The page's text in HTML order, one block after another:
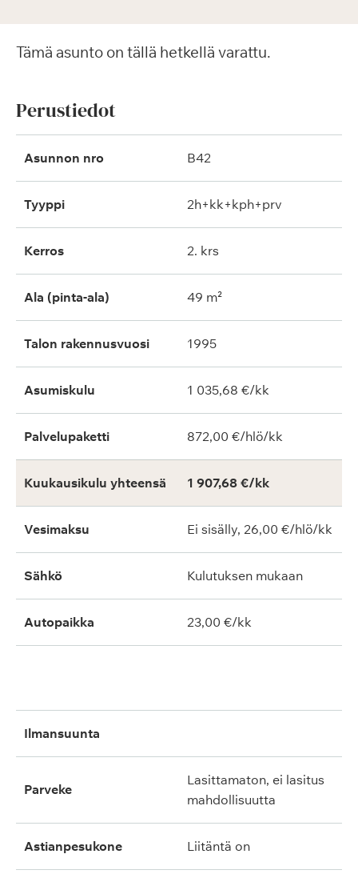
Tämä asunto on tällä hetkellä varattu.
Perustiedot
Asunnon nro B42
Tyyppi 2h+kk+kph+prv
Kerros 2. krs
Ala (pinta-ala) 49 m²
Talon rakennusvuosi 1995
Asumiskulu 1 035,68 €/kk
Palvelupaketti 872,00 €/hlö/kk
Kuukausikulu yhteensä 1 907,68 €/kk
Vesimaksu Ei sisälly, 26,00 €/hlö/kk
Sähkö Kulutuksen mukaan
Autopaikka 23,00 €/kk
ilmansuunta
parveke
lasittamaton, ei lasitus
mahdollisuutta
astianpesukone liitäntä on